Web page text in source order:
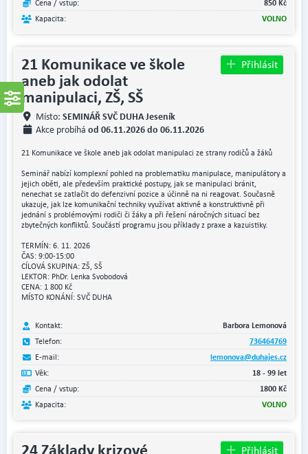
Cena / vstup:
850 Kč
Kapacita:
VOLNO
21 Komunikace ve škole
aneb jak odolat
manipulaci, ZŠ, SŠ
Přihlásit
Místo: SEMINÁŘ SVČ DUHA Jeseník
Akce probíhá od 06.11.2026 do 06.11.2026
21 Komunikace ve škole aneb jak odolat manipulaci ze strany rodičů a žáků
Seminář nabízí komplexní pohled na problematiku manipulace, manipulátory a
jejich oběti, ale především praktické postupy, jak se manipulaci bránit,
nenechat se zatlačit do defenzivní pozice a účinně na ni reagovat. Současně
ukazuje, jak lze komunikační techniky využívat aktivně a konstruktivně při
jednání s problémovými rodiči či žáky a při řešení náročných situací bez
zbytečných konfliktů. Součástí programu jsou příklady z praxe a kazuistiky.
TERMÍN: 6. 11. 2026
ČAS: 9:00-15:00
CÍLOVÁ SKUPINA: ZŠ, SŠ
LEKTOR: PhDr. Lenka Svobodová
CENA: 1 800 Kč
MÍSTO KONÁNÍ: SVČ DUHA
Kontakt:
Barbora Lemonová
Telefon:
736464769
E-mail:
lemonova@duhajes.cz
Věk:
18 - 99 let
Cena / vstup:
1800 Kč
Kapacita:
VOLNO
24 Základy krizové Přihlásit